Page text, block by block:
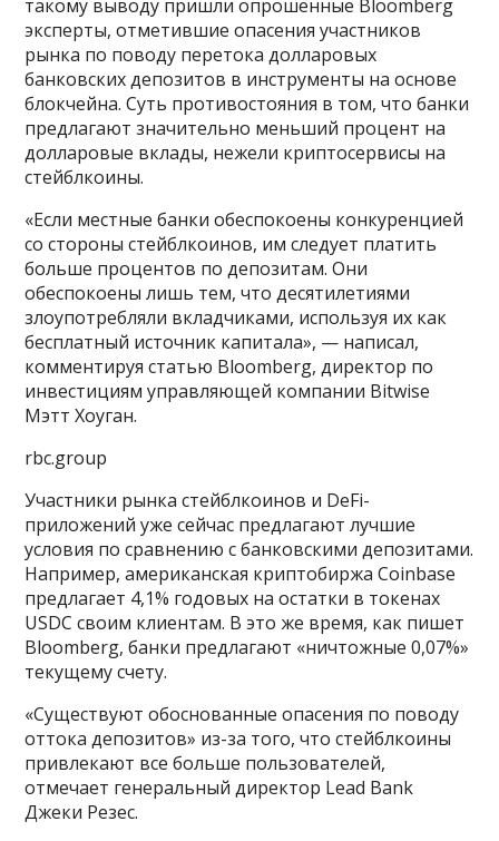
такому выводу пришли опрошенные Bloomberg
эксперты, отметившие опасения участников
рынка по поводу перетока долларовых
банковских депозитов в инструменты на основе
блокчейна. Суть противостояния в том, что банки
предлагают значительно меньший процент на
долларовые вклады, нежели криптосервисы на
стейблкоины.
«Если местные банки обеспокоены конкуренцией
со стороны стейблкоинов, им следует платить
больше процентов по депозитам. Они
обеспокоены лишь тем, что десятилетиями
злоупотребляли вкладчиками, используя их как
бесплатный источник капитала», — написал,
комментируя статью Bloomberg, директор по
инвестициям управляющей компании Bitwise
Мэтт Хоуган.
rbc.group
Участники рынка стейблкоинов и DeFi-
приложений уже сейчас предлагают лучшие
условия по сравнению с банковскими депозитами.
Например, американская криптобиржа Coinbase
предлагает 4,1% годовых на остатки в токенах
USDC своим клиентам. В это же время, как пишет
Bloomberg, банки предлагают «ничтожные 0,07%»
текущему счету.
«Существуют обоснованные опасения по поводу
оттока депозитов» из-за того, что стейблкоины
привлекают все больше пользователей,
отмечает генеральный директор Lead Bank
Джеки Резес.